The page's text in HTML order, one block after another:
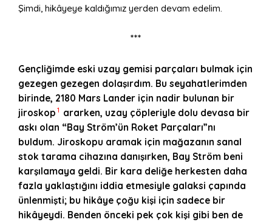
Şimdi, hikâyeye kaldığımız yerden devam edelim.
***
Gençliğimde eski uzay gemisi parçaları bulmak için
gezegen gezegen dolaşırdım. Bu seyahatlerimden
birinde, 2180 Mars Lander için nadir bulunan bir
jiroskop 1 ararken, uzay çöpleriyle dolu devasa bir
askı olan “Bay Ström’ün Roket Parçaları”nı
buldum. Jiroskopu aramak için mağazanın sanal
stok tarama cihazına danışırken, Bay Ström beni
karşılamaya geldi. Bir kara deliğe herkesten daha
fazla yaklaştığını iddia etmesiyle galaksi çapında
ünlenmişti; bu hikâye çoğu kişi için sadece bir
hikâyeydi. Benden önceki pek çok kişi gibi ben de